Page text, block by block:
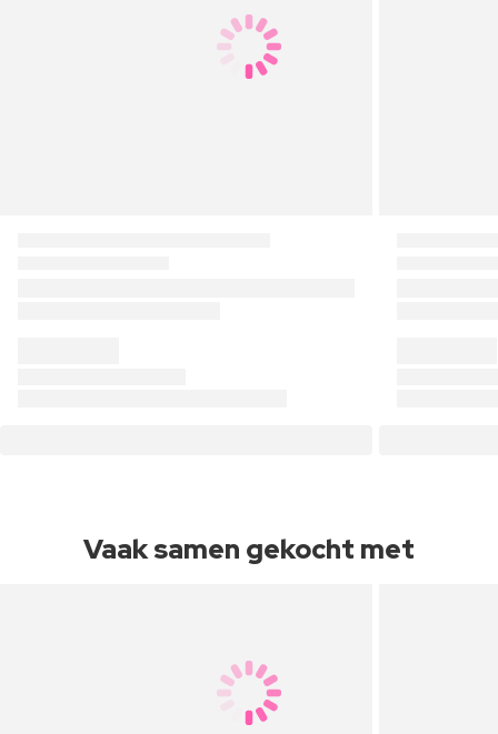
Vaak samen gekocht met